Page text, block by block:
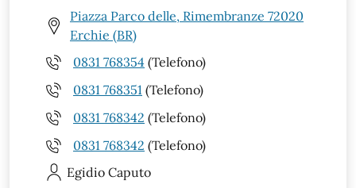
Piazza Parco delle, Rimembranze 72020
Erchie (BR)
0831 768354 (Telefono)
0831 768351 (Telefono)
0831 768342 (Telefono)
0831 768342 (Telefono)
Egidio Caputo